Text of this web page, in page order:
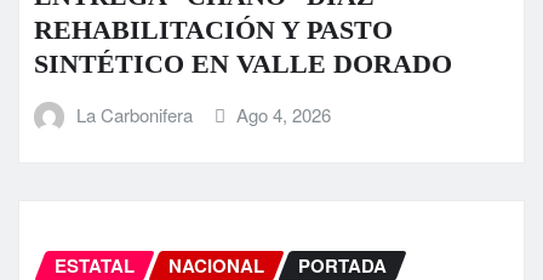
REHABILITACIÓN Y PASTO
SINTÉTICO EN VALLE DORADO
La Carbonifera Ago 4, 2026
ESTATAL NACIONAL PORTADA